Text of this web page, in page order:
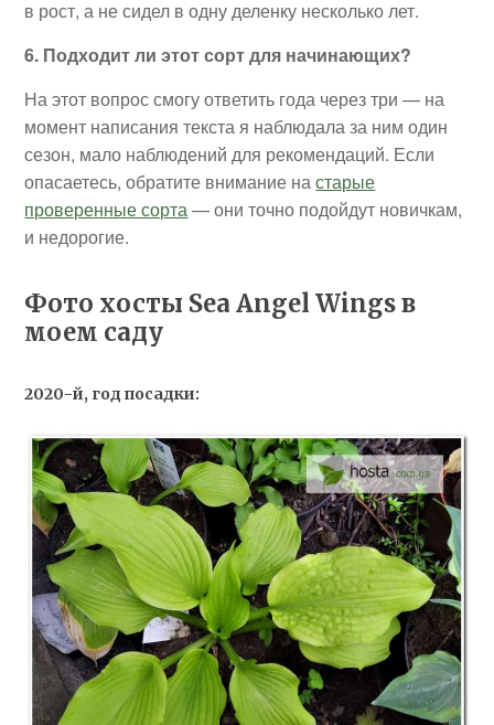
в рост, а не сидел в одну деленку несколько лет.
6. Подходит ли этот сорт для начинающих?
На этот вопрос смогу ответить года через три — на
момент написания текста я наблюдала за ним один
сезон, мало наблюдений для рекомендаций. Если
опасаетесь, обратите внимание настарые
проверенные сорта— они точно подойдут новичкам,
и недорогие.
Фото хосты Sea Angel Wings в
моем саду
2020-й, год посадки: